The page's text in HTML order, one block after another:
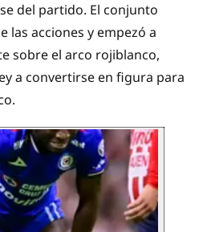
del partido. El conjunto
las acciones y empezó a
sobre el arco rojiblanco,
a convertirse en figura para